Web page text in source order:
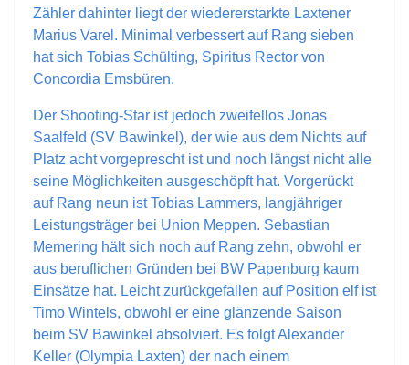
Zähler dahinter liegt der wiedererstarkte Laxtener
Marius Varel. Minimal verbessert auf Rang sieben
hat sich Tobias Schülting, Spiritus Rector von
Concordia Emsbüren.
Der Shooting-Star ist jedoch zweifellos Jonas
Saalfeld (SV Bawinkel), der wie aus dem Nichts auf
Platz acht vorgeprescht ist und noch längst nicht alle
seine Möglichkeiten ausgeschöpft hat. Vorgerückt
auf Rang neun ist Tobias Lammers, langjähriger
Leistungsträger bei Union Meppen. Sebastian
Memering hält sich noch auf Rang zehn, obwohl er
aus beruflichen Gründen bei BW Papenburg kaum
Einsätze hat. Leicht zurückgefallen auf Position elf ist
Timo Wintels, obwohl er eine glänzende Saison
beim SV Bawinkel absolviert. Es folgt Alexander
Keller (Olympia Laxten) der nach einem